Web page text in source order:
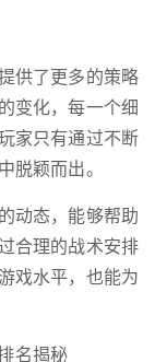
供了更多的策略
变化，每一个细
家只有通过不断
颖而出。
动态，能够帮助
合理的战术安排
戏水平，也能为